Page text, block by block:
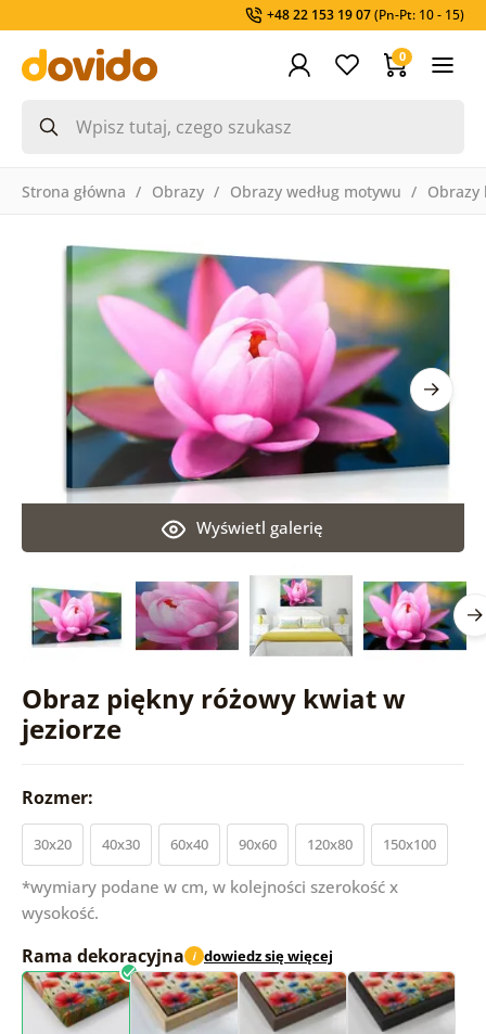
+48 22 153 19 07(Pn-Pt: 10 - 15)
0
Strona główna Obrazy Obrazy według motywu Obrazy
Obraz piękny różowy kwiat w
jeziorze
Wyświetl galerię
Rozmer:
30x20 40x30 60x40 90x60 120x80 150x100
*wymiary podane w cm, w kolejności szerokość x
wysokość.
Rama dekoracyjna i dowiedz się więcej